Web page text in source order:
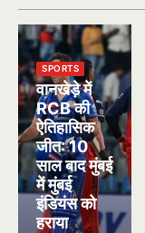
SPORTS
वानखेड़े में
RCB की
ऐतिहासिक
जीत: 10
साल बाद मुंबई
में मुंबई
इंडियंस को
हराया